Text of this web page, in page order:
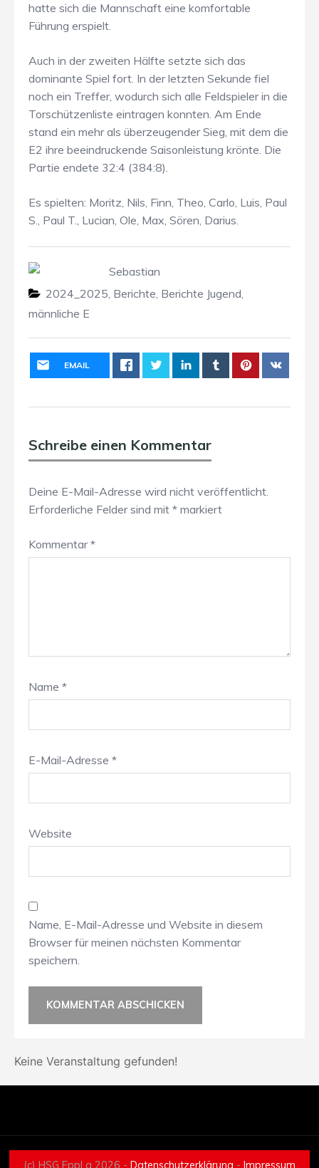
hatte sich die Mannschaft eine komfortable
Führung erspielt.
Auch in der zweiten Hälfte setzte sich das
dominante Spiel fort. In der letzten Sekunde fiel
noch ein Treffer, wodurch sich alle Feldspieler in die
Torschützenliste eintragen konnten. Am Ende
stand ein mehr als überzeugender Sieg, mit dem die
E2 ihre beeindruckende Saisonleistung krönte. Die
Partie endete 32:4 (384:8).
Es spielten: Moritz, Nils, Finn, Theo, Carlo, Luis, Paul
S., Paul T., Lucian, Ole, Max, Sören, Darius.
Sebastian
2024_2025, Berichte, Berichte Jugend,
männliche E
EMAIL
Schreibe einen Kommentar
Deine E-Mail-Adresse wird nicht veröffentlicht.
Erforderliche Felder sind mit * markiert
Kommentar*
Name *
E-Mail-Adresse *
Website
Name, E-Mail-Adresse und Website in diesem
Browser für meinen nächsten Kommentar
speichern.
Keine Veranstaltung gefunden!